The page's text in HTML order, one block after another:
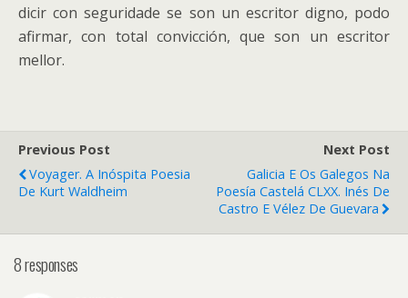
dicir con seguridade se son un escritor digno, podo
afirmar, con total convicción, que son un escritor
mellor.
Previous Post
Voyager. A Inóspita Poesia
De Kurt Waldheim
Next Post
Galicia E Os Galegos Na
Poesía Castelá CLXX. Inés De
Castro E Vélez De Guevara
8 responses